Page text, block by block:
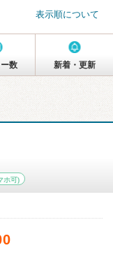
表示順について
数 新着・更新
ホ可)